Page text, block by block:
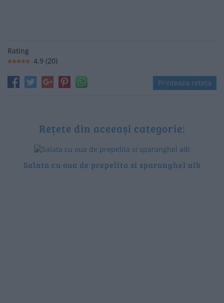
Rating
4.9 (20)
Printeaza reteta
Rețete din aceeași categorie:
Salata cu oua de prepelita si sparanghel alb